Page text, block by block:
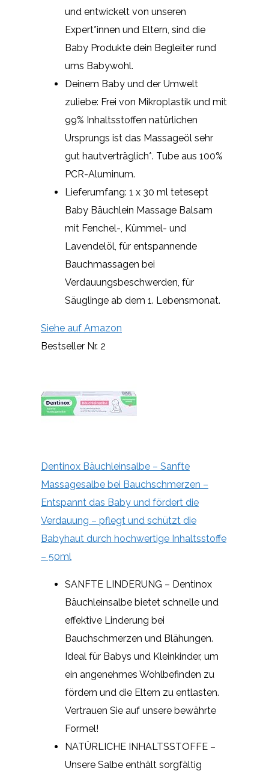
und entwickelt von unseren
Expert*innen und Eltern, sind die
Baby Produkte dein Begleiter rund
ums Babywohl.
Deinem Baby und der Umwelt
zuliebe: Frei von Mikroplastik und mit
99% Inhaltsstoffen natürlichen
Ursprungs ist das Massageöl sehr
gut hautverträglich*. Tube aus 100%
PCR-Aluminum.
Lieferumfang: 1 x 30 ml tetesept
Baby Bäuchlein Massage Balsam
mit Fenchel-, Kümmel- und
Lavendelöl, für entspannende
Bauchmassagen bei
Verdauungsbeschwerden, für
Säuglinge ab dem 1. Lebensmonat.
Siehe auf Amazon
Bestseller Nr. 2
Dentinox Bäuchleinsalbe – Sanfte
Massagesalbe bei Bauchschmerzen –
Entspannt das Baby und fördert die
Verdauung – pflegt und schützt die
Babyhaut durch hochwertige Inhaltsstoffe
– 50ml
SANFTE LINDERUNG – Dentinox
Bäuchleinsalbe bietet schnelle und
effektive Linderung bei
Bauchschmerzen und Blähungen.
Ideal für Babys und Kleinkinder, um
ein angenehmes Wohlbefinden zu
fördern und die Eltern zu entlasten.
Vertrauen Sie auf unsere bewährte
Formel!
NATÜRLICHE INHALTSSTOFFE –
Unsere Salbe enthält sorgfältig